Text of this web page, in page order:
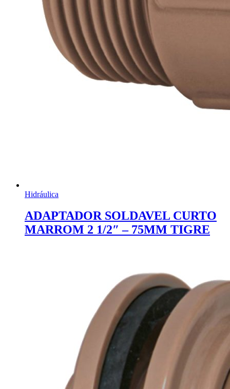
Hidráulica
ADAPTADOR SOLDAVEL CURTO
MARROM 2 1/2″ – 75MM TIGRE